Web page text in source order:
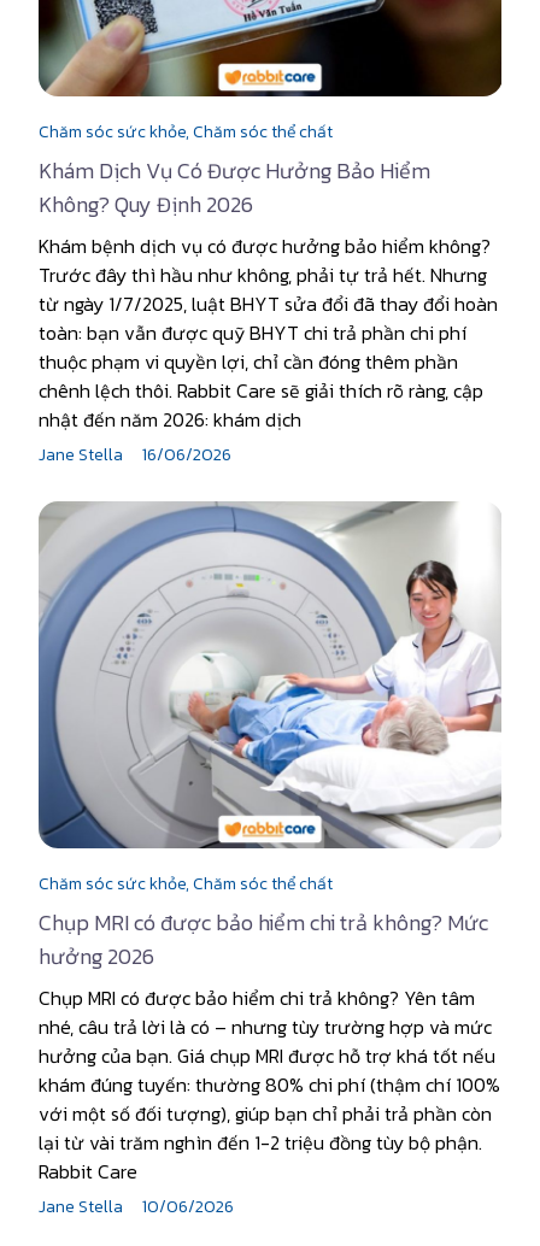
Chăm sóc sức khỏe,Chăm sóc thể chất
Khám Dịch Vụ Có Được Hưởng Bảo Hiểm
Không? Quy Định 2026
Khám bệnh dịch vụ có được hưởng bảo hiểm không?
Trước đây thì hầu như không, phải tự trả hết. Nhưng
từ ngày 1/7/2025, luật BHYT sửa đổi đã thay đổi hoàn
toàn: bạn vẫn được quỹ BHYT chi trả phần chi phí
thuộc phạm vi quyền lợi, chỉ cần đóng thêm phần
chênh lệch thôi. Rabbit Care sẽ giải thích rõ ràng, cập
nhật đến năm 2026: khám dịch
Jane Stella 16/06/2026
Chăm sóc sức khỏe,Chăm sóc thể chất
Chụp MRI có được bảo hiểm chi trả không? Mức
hưởng 2026
Chụp MRI có được bảo hiểm chi trả không? Yên tâm
nhé, câu trả lời là có – nhưng tùy trường hợp và mức
hưởng của bạn. Giá chụp MRI được hỗ trợ khá tốt nếu
khám đúng tuyến: thường 80% chi phí (thậm chí 100%
với một số đối tượng), giúp bạn chỉ phải trả phần còn
lại từ vài trăm nghìn đến 1-2 triệu đồng tùy bộ phận.
Rabbit Care
Jane Stella 10/06/2026